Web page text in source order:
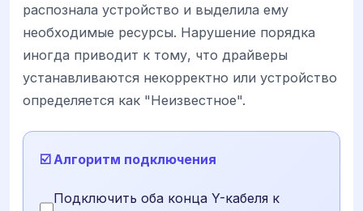
распознала устройство и выделила ему
необходимые ресурсы. Нарушение порядка
иногда приводит к тому, что драйверы
устанавливаются некорректно или устройство
определяется как "Неизвестное".
☑️ Алгоритм подключения
Подключить оба конца Y-кабеля к